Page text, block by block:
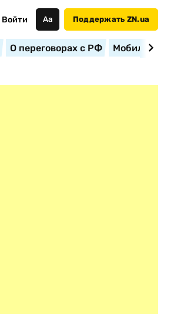
Войти Аа Поддержать ZN.ua
О переговорах с РФ